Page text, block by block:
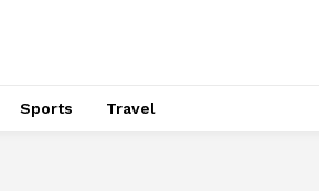
Sports Travel